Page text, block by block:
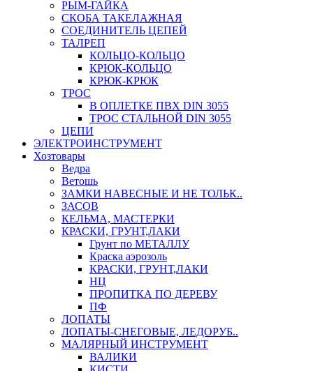
РЫМ-ГАЙКА
СКОБА ТАКЕЛАЖНАЯ
СОЕДИНИТЕЛЬ ЦЕПЕЙ
ТАЛРЕП
КОЛЬЦО-КОЛЬЦО
КРЮК-КОЛЬЦО
КРЮК-КРЮК
ТРОС
В ОПЛЕТКЕ ПВХ DIN 3055
ТРОС СТАЛЬНОЙ DIN 3055
ЦЕПИ
ЭЛЕКТРОИНСТРУМЕНТ
Хозтовары
Ведра
Ветошь
ЗАМКИ НАВЕСНЫЕ И НЕ ТОЛЬК..
ЗАСОВ
КЕЛЬМА, МАСТЕРКИ
КРАСКИ, ГРУНТ,ЛАКИ
Грунт по МЕТАЛЛУ
Краска аэрозоль
КРАСКИ, ГРУНТ,ЛАКИ
НЦ
ПРОПИТКА ПО ДЕРЕВУ
ПФ
ЛОПАТЫ
ЛОПАТЫ-СНЕГОВЫЕ, ЛЕДОРУБ..
МАЛЯРНЫЙ ИНСТРУМЕНТ
ВАЛИКИ